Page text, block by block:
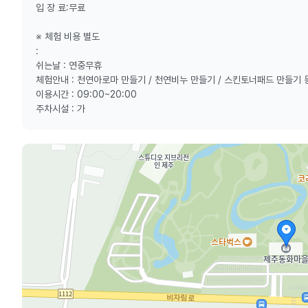
입 장 료:무료
※ 체험 비용 별도
:
쉬는날 : 연중무휴
체험안내 : 천연아로마 만들기 / 천연비누 만들기 / 스킨토너패드 만들기
이용시간 : 09:00~20:00
주차시설 : 가